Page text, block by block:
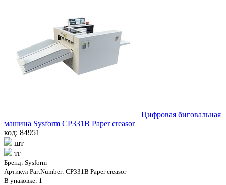
Цифровая биговальная
машина Sysform CP331B Paper creasor
код: 84951
шт
тг
Бренд: Sysform
Артикул-PartNumber: CP331B Paper creasor
В упаковке: 1